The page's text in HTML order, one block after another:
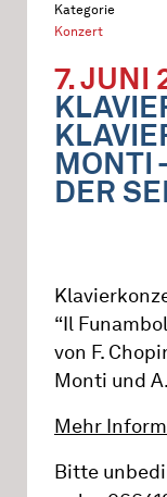
Kategorie
Konzert
7. JUNI
MONTI
DER
“Il
von F.
Monti und
Mehr
Bitte